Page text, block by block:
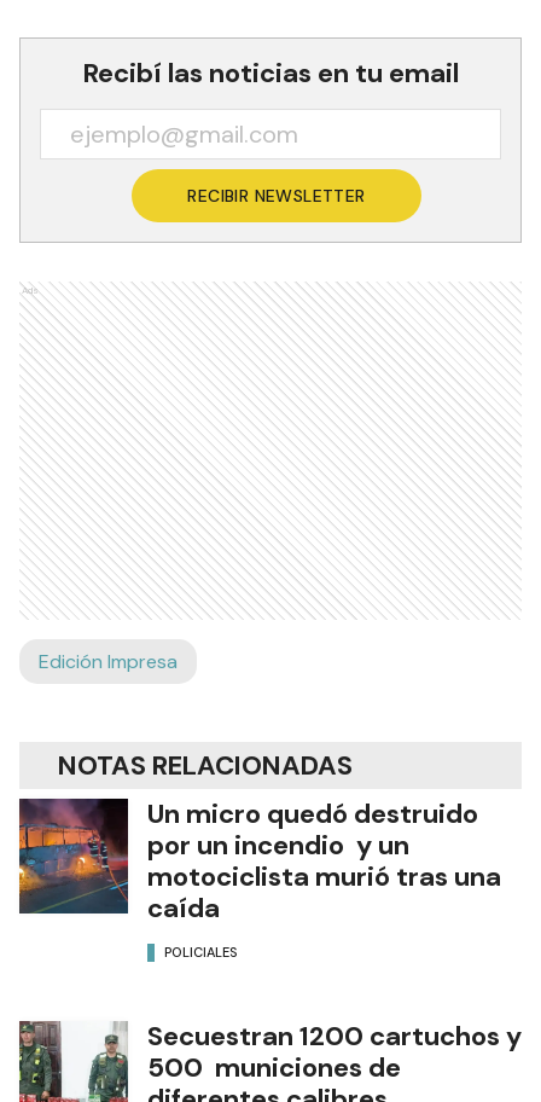
Recibí las noticias en tu email
RECIBIR NEWSLETTER
Ads
Edición Impresa
NOTAS RELACIONADAS
Un micro quedó destruido
por un incendio y un
motociclista murió tras una
caída
POLICIALES
Secuestran 1200 cartuchos y
500 municiones de